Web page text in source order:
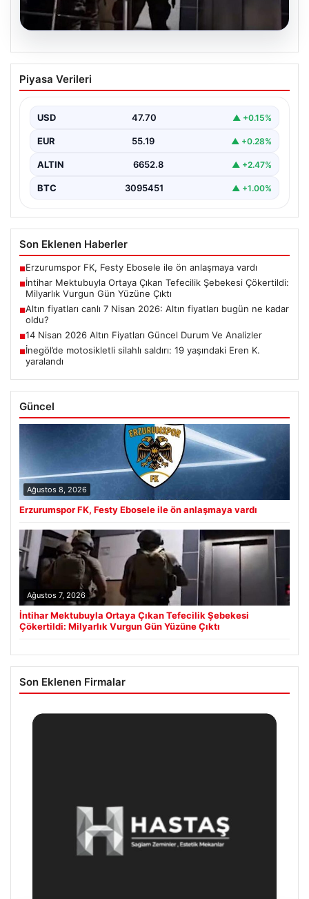
07.08.2026
İntihar Mektubuyla Ortaya Çıkan
Tefecilik Şebekesi Çökertildi: Milyarlık
Elazığ’da tefecilere borçlandığını belirterek hayatına son
büyük…
Piyasa Verileri
USD 47.70 ▲ +0.15%
EUR 55.19 ▲ +0.28%
ALTIN 6652.8 ▲ +2.47%
BTC 3095451 ▲ +1.00%
Son Eklenen Haberler
■Erzurumspor FK, Festy Ebosele ile ön anlaşmaya vardı
■İntihar Mektubuyla Ortaya Çıkan Tefecilik Şebekesi Çökertildi:
Milyarlık Vurgun Gün Yüzüne Çıktı
■Altın fiyatları canlı 7 Nisan 2026: Altın fiyatları bugün ne kadar
oldu?
■14 Nisan 2026 Altın Fiyatları Güncel Durum Ve Analizler
■İnegöl’de motosikletli silahlı saldırı: 19 yaşındaki Eren K.
yaralandı
Güncel
Ağustos 8, 2026
Erzurumspor FK, Festy Ebosele ile ön anlaşmaya vardı
Ağustos 7, 2026
İntihar Mektubuyla Ortaya Çıkan Tefecilik Şebekesi
Çökertildi: Milyarlık Vurgun Gün Yüzüne Çıktı
Son Eklenen Firmalar